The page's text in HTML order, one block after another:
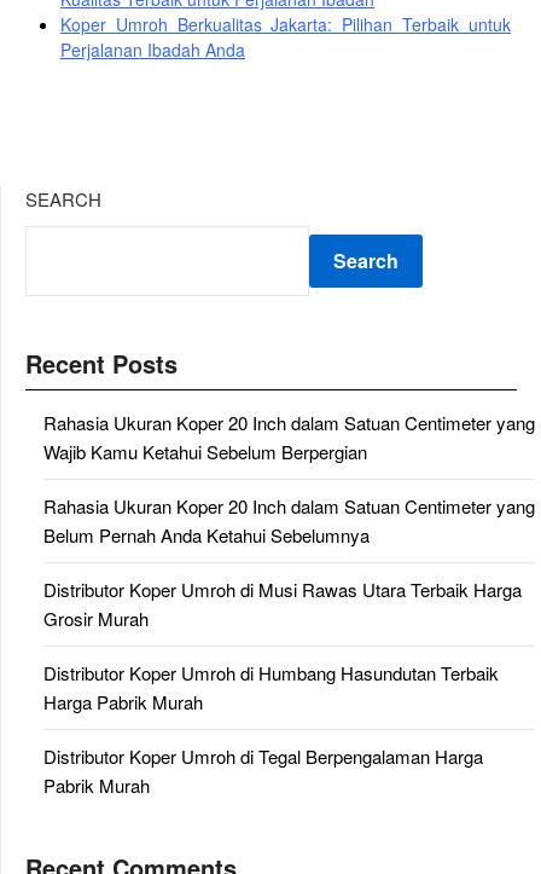
Koper Umroh Berkualitas Jakarta: Pilihan Terbaik untuk
Perjalanan Ibadah Anda
SEARCH
Search
Recent Posts
Rahasia Ukuran Koper 20 Inch dalam Satuan Centimeter yang
Wajib Kamu Ketahui Sebelum Berpergian
Rahasia Ukuran Koper 20 Inch dalam Satuan Centimeter yang
Belum Pernah Anda Ketahui Sebelumnya
Distributor Koper Umroh di Musi Rawas Utara Terbaik Harga
Grosir Murah
Distributor Koper Umroh di Humbang Hasundutan Terbaik
Harga Pabrik Murah
Distributor Koper Umroh di Tegal Berpengalaman Harga
Pabrik Murah